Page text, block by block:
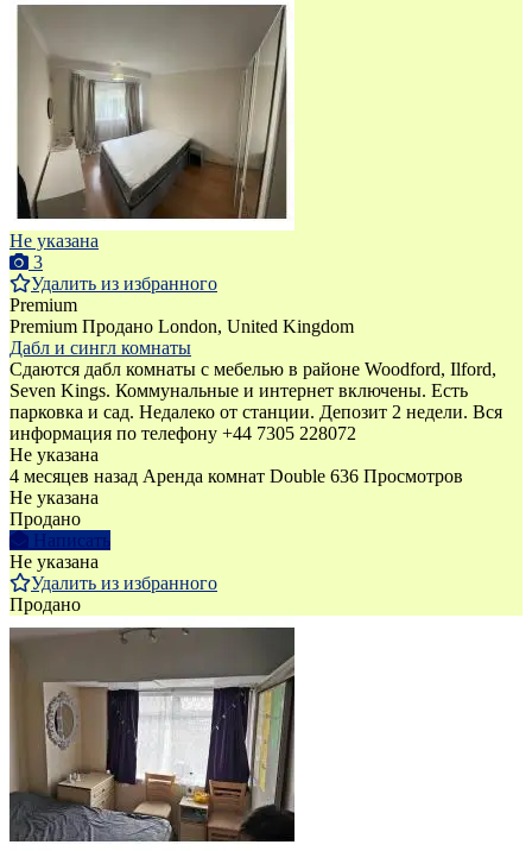
Не указана
3
Удалить из избранного
Premium
Premium Продано London, United Kingdom
Дабл и сингл комнаты
Сдаются дабл комнаты с мебелью в районе Woodford, Ilford,
Seven Kings. Коммунальные и интернет включены. Есть
парковка и сад. Недалеко от станции. Депозит 2 недели. Вся
информация по телефону +44 7305 228072
Не указана
4 месяцев назад Аренда комнат Double 636 Просмотров
Не указана
Продано
Написать
Не указана
Удалить из избранного
Продано